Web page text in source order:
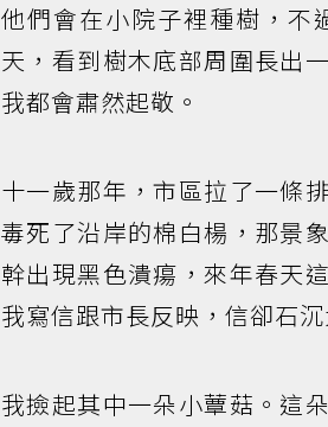
他們會在小院子裡種樹，不
天，看到樹木底部周圍長出
我都會肅然起敬。
十一歲那年，市區拉了一條
毒死了沿岸的棉白楊，那景
幹出現黑色潰瘍，來年春天
我寫信跟市長反映，信卻石
我撿起其中一朵小蕈菇。這